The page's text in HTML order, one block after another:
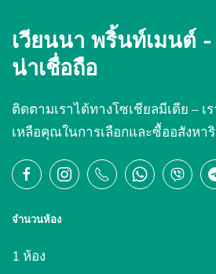
เวียนนา พริ้นท์เมนต์ -
น่าเชื่อถือ
ติดตามเราได้ทางโซเชียลมีเดีย –
เหลือคุณในการเลือกและซื้ออสังหา
จำนวนห้อง
1 ห้อง